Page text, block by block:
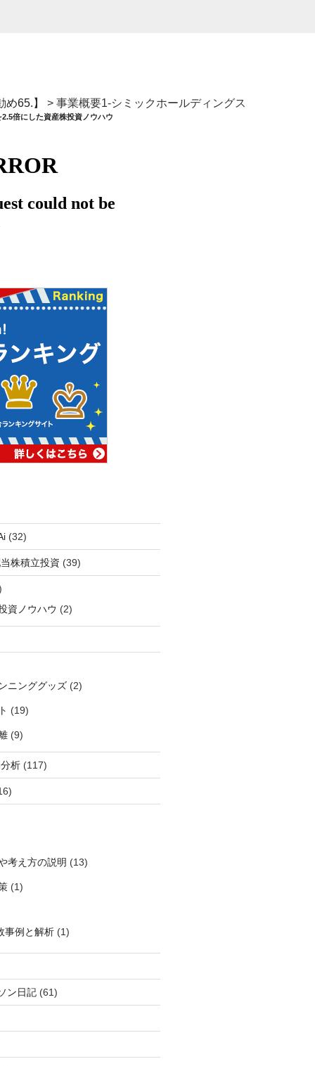
65.】 > 事業概要1-シミックホールディングス
倍にした資産株投資ノウハウ
(32)
株積立投資 (39)
資ノウハウ (2)
ニンググッズ(2)
(19)
(9)
析(117)
考え方の説明 (13)
(1)
事例と解析(1)
ン日記(61)